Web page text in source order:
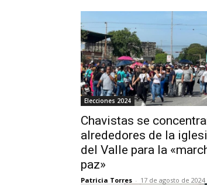
Elecciones 2024
Chavistas se
alrededores de la
del Valle para la
paz»
Patricia Torres - 17 de agosto de 2024